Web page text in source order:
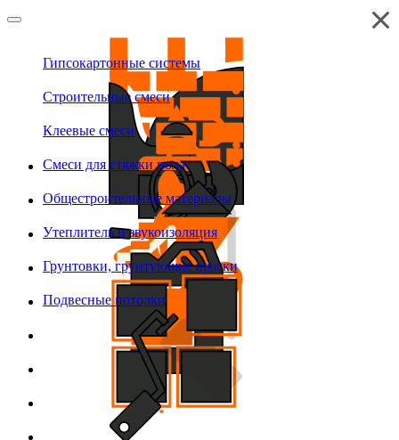
Гипсокартонные системы
Строительные смеси
Клеевые смеси
Смеси для стяжки пола
Общестроительные материалы
Утеплитель и звукоизоляция
Грунтовки, грунтующие краски
Подвесные потолки